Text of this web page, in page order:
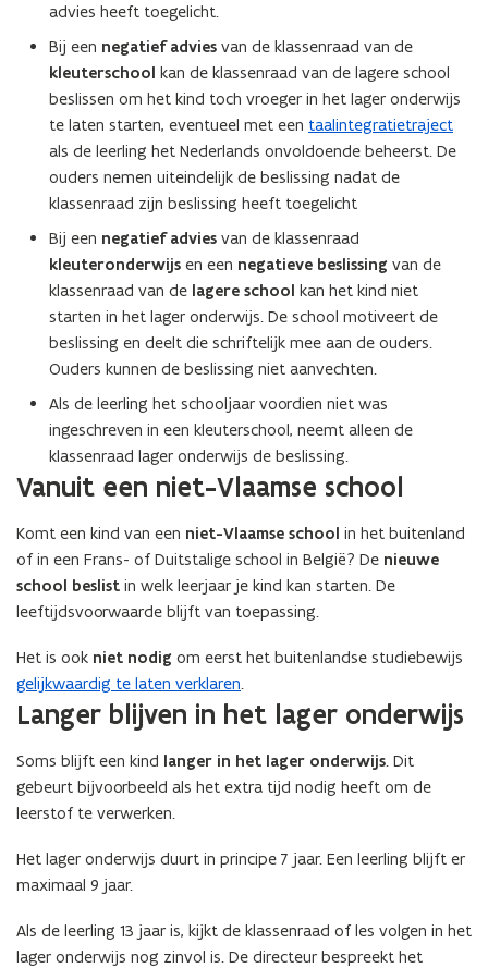
advies heeft toegelicht.
Bij een negatief advies van de klassenraad van de
kleuterschool kan de klassenraad van de lagere school
beslissen om het kind toch vroeger in het lager onderwijs
te laten starten, eventueel met een taalintegratietraject
als de leerling het Nederlands onvoldoende beheerst. De
ouders nemen uiteindelijk de beslissing nadat de
klassenraad zijn beslissing heeft toegelicht
Bij een negatief advies van de klassenraad
kleuteronderwijs en een negatieve beslissing van de
klassenraad van de lagere school kan het kind niet
starten in het lager onderwijs. De school motiveert de
beslissing en deelt die schriftelijk mee aan de ouders.
Ouders kunnen de beslissing niet aanvechten.
Als de leerling het schooljaar voordien niet was
ingeschreven in een kleuterschool, neemt alleen de
klassenraad lager onderwijs de beslissing.
Vanuit een niet-Vlaamse school
Komt een kind van een niet-Vlaamse school in het buitenland
of in een Frans- of Duitstalige school in België? De nieuwe
school beslist in welk leerjaar je kind kan starten. De
leeftijdsvoorwaarde blijft van toepassing.
Het is ook niet nodig om eerst het buitenlandse studiebewijs
gelijkwaardig te laten verklaren.
Langer blijven in het lager onderwijs
Soms blijft een kind langer in het lager onderwijs. Dit
gebeurt bijvoorbeeld als het extra tijd nodig heeft om de
leerstof te verwerken.
Het lager onderwijs duurt in principe 7 jaar. Een leerling blijft er
maximaal 9 jaar.
Als de leerling 13 jaar is, kijkt de klassenraad of les volgen in het
lager onderwijs nog zinvol is. De directeur bespreekt het